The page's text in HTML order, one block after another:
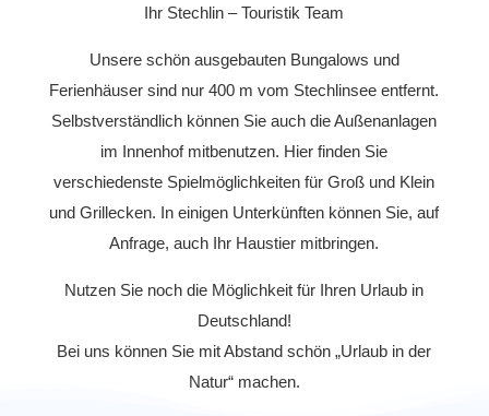
Ihr Stechlin – Touristik Team
Unsere schön ausgebauten Bungalows und
Ferienhäuser sind nur 400 m vom Stechlinsee entfernt.
Selbstverständlich können Sie auch die Außenanlagen
im Innenhof mitbenutzen. Hier finden Sie
verschiedenste Spielmöglichkeiten für Groß und Klein
und Grillecken. In einigen Unterkünften können Sie, auf
Anfrage, auch Ihr Haustier mitbringen.
Nutzen Sie noch die Möglichkeit für Ihren Urlaub in
Deutschland!
Bei uns können Sie mit Abstand schön „Urlaub in der
Natur“ machen.